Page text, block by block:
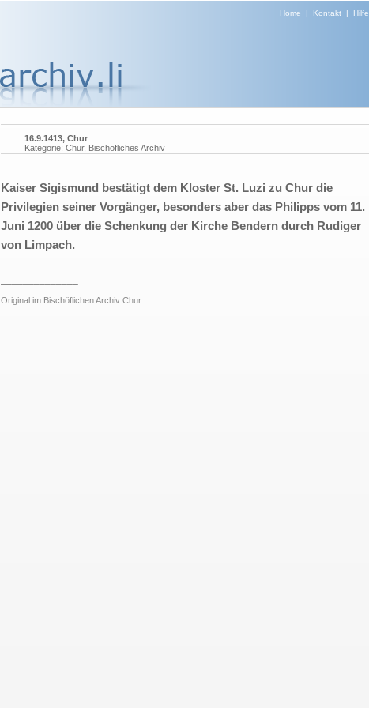
Home | Kontakt| Hilfe
16.9.1413, Chur
Kategorie: Chur, Bischöfliches Archiv
Kaiser Sigismund bestätigt dem Kloster St. Luzi zu Chur die
Privilegien seiner Vorgänger, besonders aber das Philipps vom 11.
Juni 1200 über die Schenkung der Kirche Bendern durch Rudiger
von Limpach.
Original im Bischöflichen Archiv Chur.